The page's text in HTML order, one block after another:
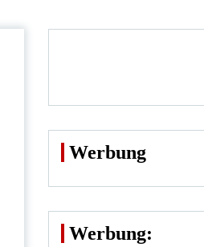
Werbung
Werbung: